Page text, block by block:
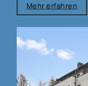
Mehr erfahren